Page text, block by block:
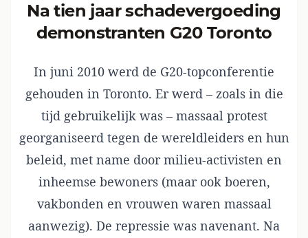
Na tien jaar schadevergoeding
demonstranten G20 Toronto
In juni 2010 werd de G20-topconferentie
gehouden in Toronto. Er werd – zoals in die
tijd gebruikelijk was – massaal protest
georganiseerd tegen de wereldleiders en hun
beleid, met name door milieu-activisten en
inheemse bewoners (maar ook boeren,
vakbonden en vrouwen waren massaal
aanwezig). De repressie was navenant. Na